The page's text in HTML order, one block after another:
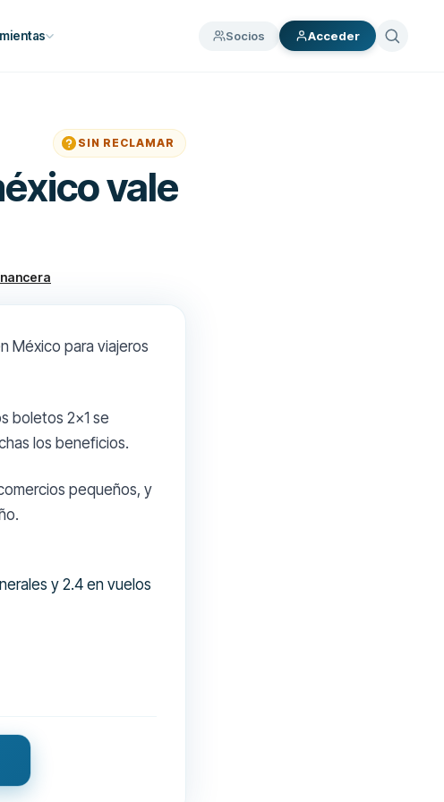
Socios Acceder
SIN RECLAMAR
vale
México para viajeros
boletos 2x1 se
los beneficios.
pequeños, y
y 2.4 en vuelos